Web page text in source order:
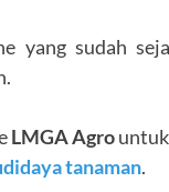
yang sudah
LMGA Agro
tanaman.